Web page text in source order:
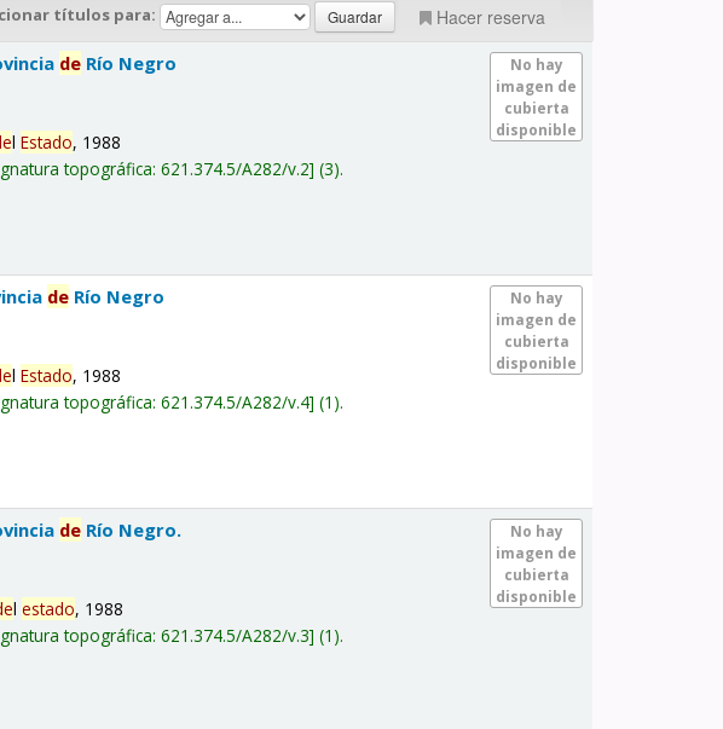
títulos para: Hacer reserva
No hay
imagen de
cubierta
disponible
de Río Negro
lEstado, 1988
topográfica:621.374.5/A282/v.2 (3).
No hay
imagen de
cubierta
disponible
de Río Negro
lEstado, 1988
topográfica:621.374.5/A282/v.4 (1).
No hay
imagen de
cubierta
disponible
de Río Negro.
lestado, 1988
topográfica:621.374.5/A282/v.3 (1).